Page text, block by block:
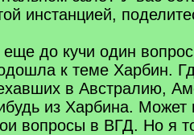
инстанцией,
до кучи один
к теме Харбин.
в Австралию,
из Харбина. Может
вопросы в ВГД. Но я